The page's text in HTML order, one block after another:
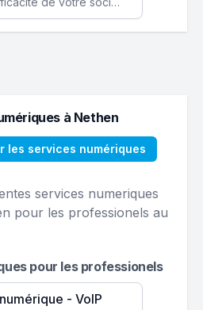
à Nethen
les services numériques
services numeriques
pour les professionels au
pour les professionels
- VoIP